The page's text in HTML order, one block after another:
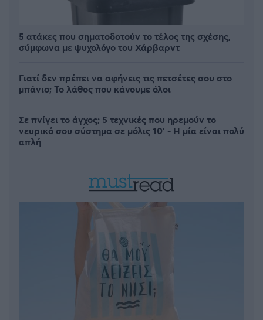
5 ατάκες που σηματοδοτούν το τέλος της σχέσης,
σύμφωνα με ψυχολόγο του Χάρβαρντ
Γιατί δεν πρέπει να αφήνεις τις πετσέτες σου στο
μπάνιο; Το λάθος που κάνουμε όλοι
Σε πνίγει το άγχος; 5 τεχνικές που ηρεμούν το
νευρικό σου σύστημα σε μόλις 10' - Η μία είναι πολύ
απλή